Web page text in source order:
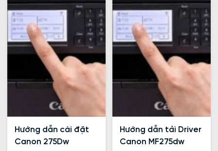
Hướng dẫn cài đặt
Canon 275Dw
Hướng dẫn tải Driver
Canon MF275dw